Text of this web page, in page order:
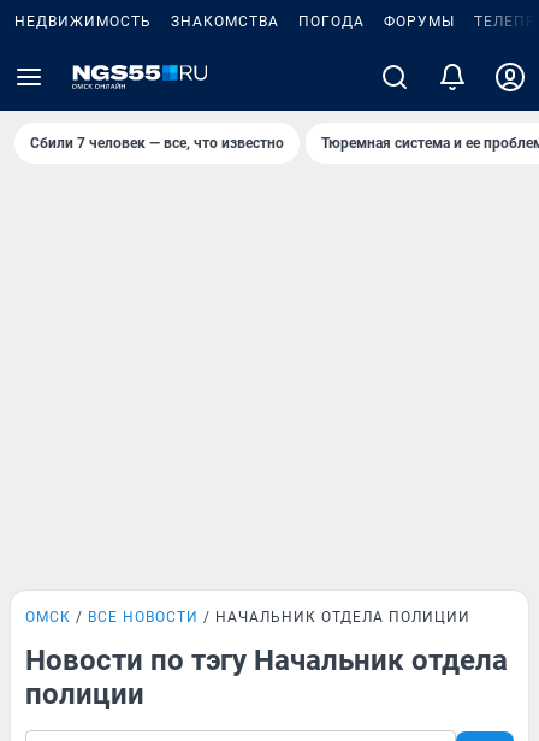
НЕДВИЖИМОСТЬ ЗНАКОМСТВА ПОГОДА ФОРУМЫ
Сбили 7 человек — все, что известно Тюремная система и ее
ОМСК ВСЕ НОВОСТИ НАЧАЛЬНИК ОТДЕЛА ПОЛИЦИИ
Новости по тэгу Начальник отдела
полиции